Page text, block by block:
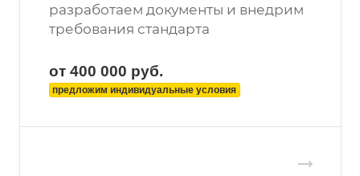
разработаем документы и внедрим
требования стандарта
от 400 000 руб.
предложим индивидуальные условия